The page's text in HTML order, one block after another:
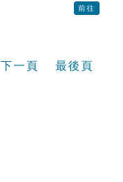
前往
下一頁 最後頁